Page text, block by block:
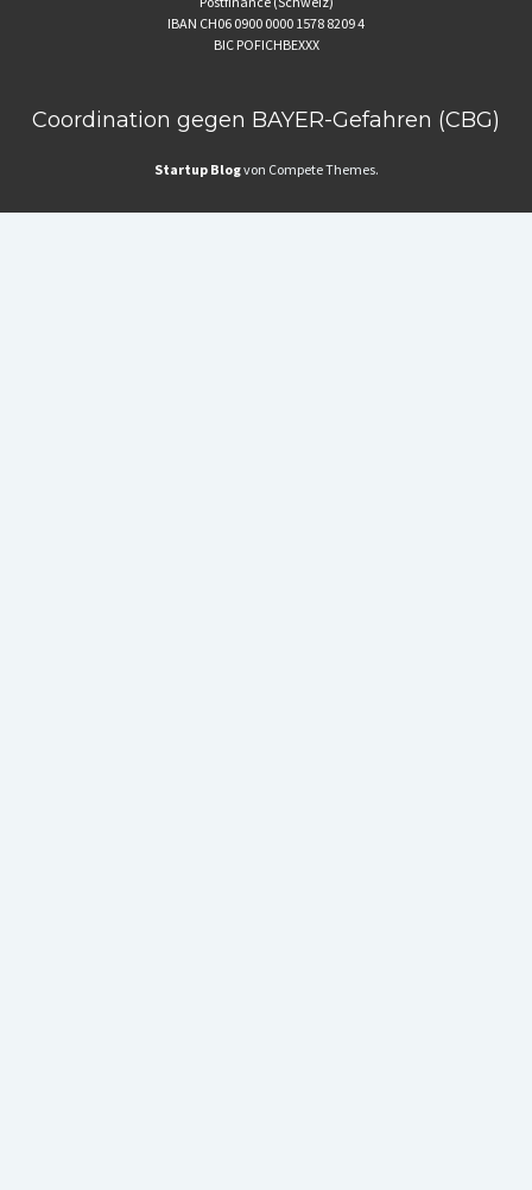
IBAN CH06 0900 0000 1578 8209 4
BIC POFICHBEXXX
Coordination gegen BAYER-Gefahren (CBG)
Startup Blogvon Compete Themes.